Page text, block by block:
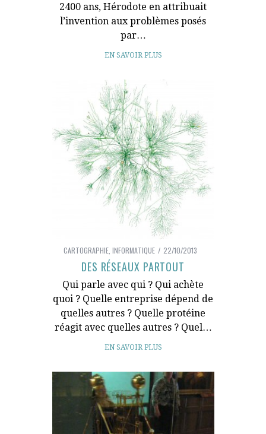
2400 ans, Hérodote en attribuait
l’invention aux problèmes posés
par…
EN SAVOIR PLUS
CARTOGRAPHIE, INFORMATIQUE 22/10/2013
DES RÉSEAUX PARTOUT
Qui parle avec qui ? Qui achète
quoi ? Quelle entreprise dépend de
quelles autres ? Quelle protéine
réagit avec quelles autres ? Quel…
EN SAVOIR PLUS